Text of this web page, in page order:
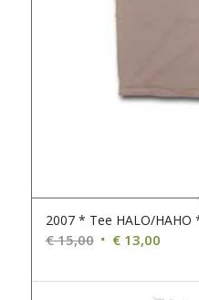
2007 * Tee HALO/HAHO
€15,00 Oorspronkelijke
was:
€13,00
is: